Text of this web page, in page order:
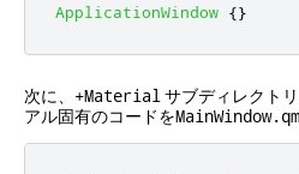
ApplicationWindow {}
次に、 +Materialサブディレクト
アル固有のコードを